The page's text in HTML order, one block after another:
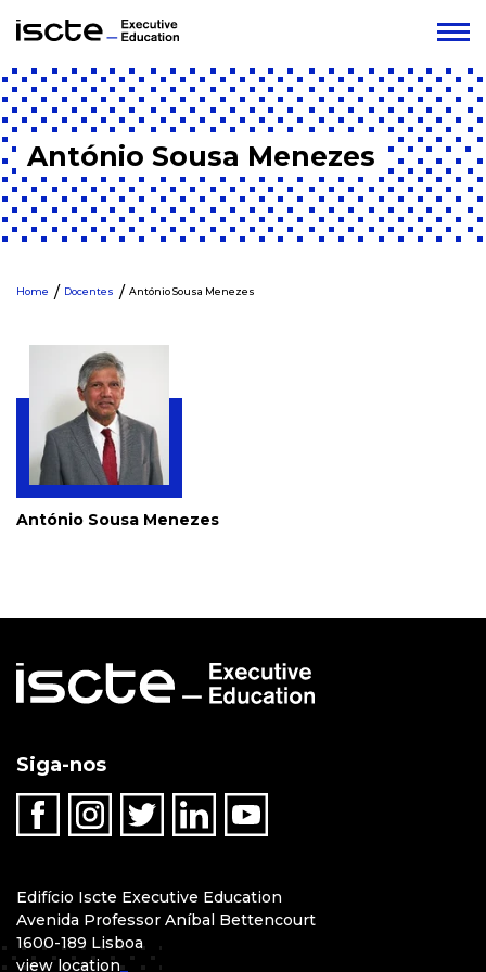
António Sousa Menezes
Home Docentes António Sousa Menezes
António Sousa Menezes
Siga-nos
Edifício Iscte Executive Education
Avenida Professor Aníbal Bettencourt
1600-189 Lisboa
view location_